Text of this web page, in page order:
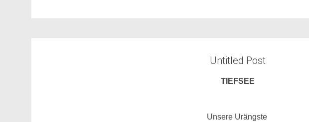
Untitled Post
TIEFSEE
Unsere Urängste